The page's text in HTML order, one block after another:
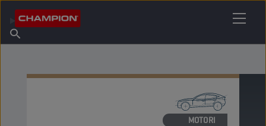
Informazioni su Champion
Trova un punto vendita
OLI MOTORI